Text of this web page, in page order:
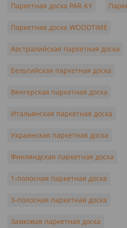
Паркетная доска PAR-KY
Паркетная доска WOODTIME
Австралийская паркетная доска
Бельгийская паркетная доска
Венгерская паркетная доска
Итальянская паркетная доска
Украинская паркетная доска
Финляндская паркетная доска
1-полосная паркетная доска
3-полосная паркетная доска
Замковая паркетная доска